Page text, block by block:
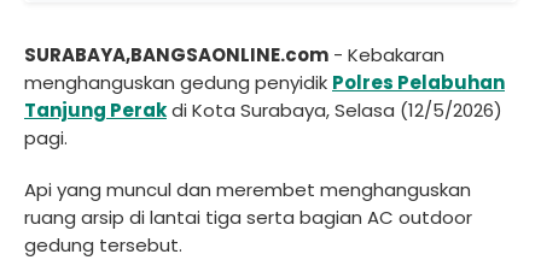
SURABAYA,BANGSAONLINE.com - Kebakaran
menghanguskan gedung penyidik Polres Pelabuhan
Tanjung Perakdi Kota Surabaya, Selasa (12/5/2026)
pagi.
Api yang muncul dan merembet menghanguskan
ruang arsip di lantai tiga serta bagian AC outdoor
gedung tersebut.